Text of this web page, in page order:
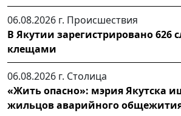
06.08.2026 г. Происшествия
В Якутии зарегистрировано 626
клещами
06.08.2026 г. Столица
«Жить опасно»: мэрия Якутска
жильцов аварийного